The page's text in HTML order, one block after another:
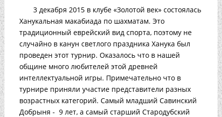
3 декабря 2015 в клубе «Золотой век» состоялась
Ханукальная макабиада по шахматам. Это
традиционный еврейский вид спорта, поэтому не
случайно в канун светлого праздника Ханука был
проведен этот турнир. Оказалось что в нашей
общине много любителей этой древней
интеллектуальной игры. Примечательно что в
турнире приняли участие представители разных
возрастных категорий. Самый младший Савинский
Добрыня - 9 лет, а самый старший Стародубский